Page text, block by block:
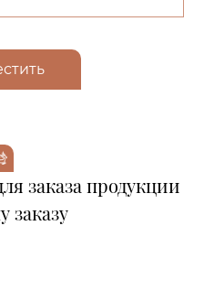
заказа продукции
заказу